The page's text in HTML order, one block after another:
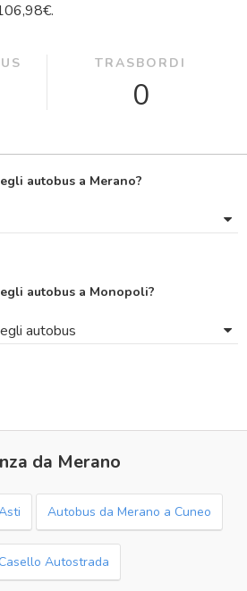
TRASBORDI
0
autobus a Merano?
autobus a Monopoli?
autobus
da Merano
Autobus da Merano a Cuneo
Autostrada